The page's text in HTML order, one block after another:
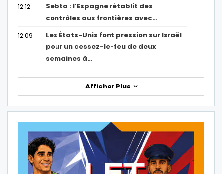
12:12
Sebta : l’Espagne rétablit des
contrôles aux frontières avec…
12:09
Les États-Unis font pression sur Israël
pour un cessez-le-feu de deux
semaines à…
Afficher Plus